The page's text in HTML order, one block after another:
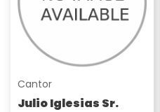
Cantor
Julio Iglesias Sr.